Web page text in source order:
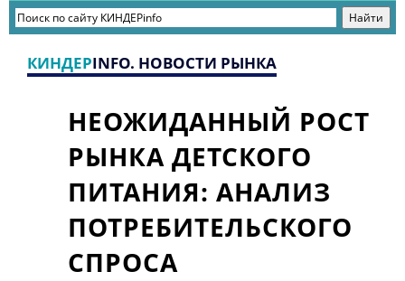
КИНДЕРINFO. НОВОСТИ РЫНКА
НЕОЖИДАННЫЙ РОСТ
РЫНКА ДЕТСКОГО
ПИТАНИЯ: АНАЛИЗ
ПОТРЕБИТЕЛЬСКОГО
СПРОСА